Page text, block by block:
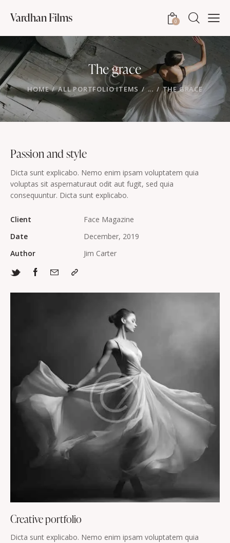
Vardhan Films 0
The grace
HOME ALL PORTFOLIO ITEMS ... THE GRACE
Creative portfolio
Dicta sunt explicabo. Nemo enim ipsam voluptatem quia
Passion and style
Dicta sunt explicabo. Nemo enim ipsam voluptatem quia
voluptas sit aspernaturaut odit aut fugit, sed quia
consequuntur. Dicta sunt explicabo.
Client
Face Magazine
Date
December, 2019
Author
Jim Carter